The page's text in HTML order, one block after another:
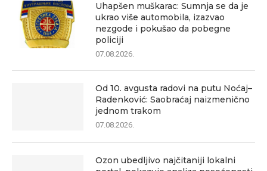
Uhapšen muškarac: Sumnja se da je
ukrao više automobila, izazvao
nezgode i pokušao da pobegne
policiji
07.08.2026.
Od 10. avgusta radovi na putu Noćaj–
Radenković: Saobraćaj naizmenično
jednom trakom
07.08.2026.
Ozon ubedljivo najčitaniji lokalni